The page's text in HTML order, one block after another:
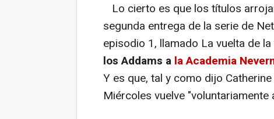
Lo cierto es que los títulos
segunda entrega de la serie de
episodio 1, llamado La vuelta de
los Addams a la Academia
Y es que, tal y como dijo
Miércoles vuelve "voluntariamente